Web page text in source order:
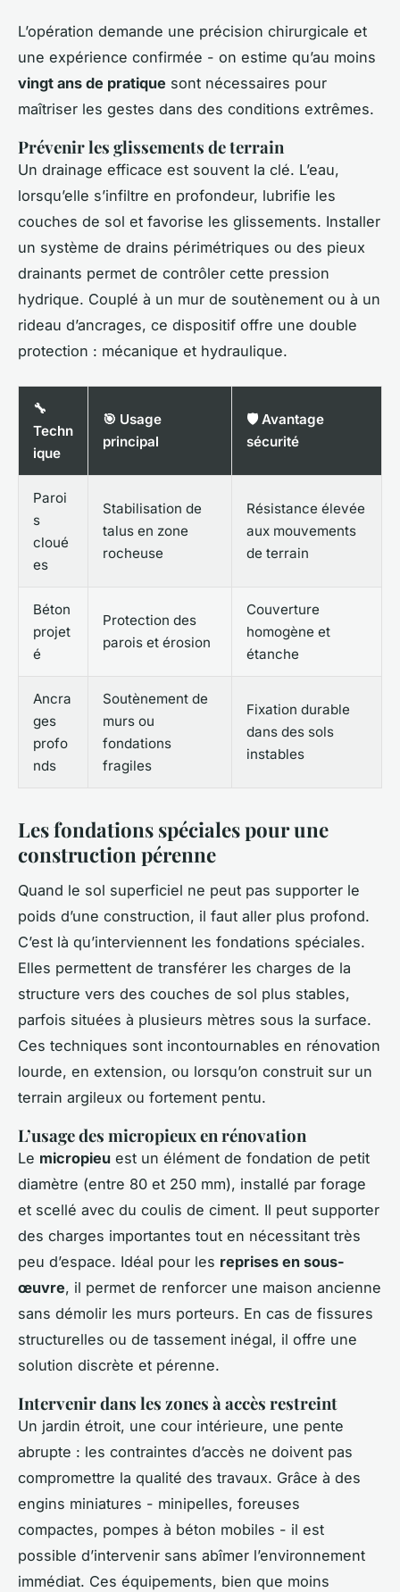
L’opération demande une précision chirurgicale et
une expérience confirmée - on estime qu’au moins
vingt ans de pratique sont nécessaires pour
maîtriser les gestes dans des conditions extrêmes.
Prévenir les glissements de terrain
Un drainage efficace est souvent la clé. L’eau,
lorsqu’elle s’infiltre en profondeur, lubrifie les
couches de sol et favorise les glissements. Installer
un système de drains périmétriques ou des pieux
drainants permet de contrôler cette pression
hydrique. Couplé à un mur de soutènement ou à un
rideau d’ancrages, ce dispositif offre une double
protection : mécanique et hydraulique.
🔧
Techn
ique
🎯 Usage
principal
🛡️ Avantage
sécurité
Paroi
s
cloué
es
Stabilisation de
talus en zone
rocheuse
Résistance élevée
aux mouvements
de terrain
Béton
projet
é
Protection des
parois et érosion
Couverture
homogène et
étanche
Ancra
ges
profo
nds
Soutènement de
murs ou
fondations
fragiles
Fixation durable
dans des sols
instables
Les fondations spéciales pour une
construction pérenne
Quand le sol superficiel ne peut pas supporter le
poids d’une construction, il faut aller plus profond.
C’est là qu’interviennent les fondations spéciales.
Elles permettent de transférer les charges de la
structure vers des couches de sol plus stables,
parfois situées à plusieurs mètres sous la surface.
Ces techniques sont incontournables en rénovation
lourde, en extension, ou lorsqu’on construit sur un
terrain argileux ou fortement pentu.
L’usage des micropieux en rénovation
Le micropieu est un élément de fondation de petit
diamètre (entre 80 et 250 mm), installé par forage
et scellé avec du coulis de ciment. Il peut supporter
des charges importantes tout en nécessitant très
peu d’espace. Idéal pour les reprises en sous-
œuvre, il permet de renforcer une maison ancienne
sans démolir les murs porteurs. En cas de fissures
structurelles ou de tassement inégal, il offre une
solution discrète et pérenne.
Intervenir dans les zones à accès restreint
Un jardin étroit, une cour intérieure, une pente
abrupte : les contraintes d’accès ne doivent pas
compromettre la qualité des travaux. Grâce à des
engins miniatures - minipelles, foreuses
compactes, pompes à béton mobiles - il est
possible d’intervenir sans abîmer l’environnement
immédiat. Ces équipements, bien que moins